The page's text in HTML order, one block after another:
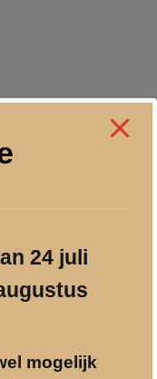
een groot hart
24 juli
mogelijk